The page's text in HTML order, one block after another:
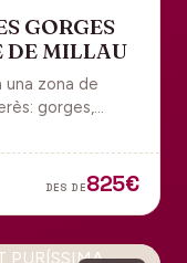
GORGES
DE MILLAU
zona de
gorges,
DES DE825€